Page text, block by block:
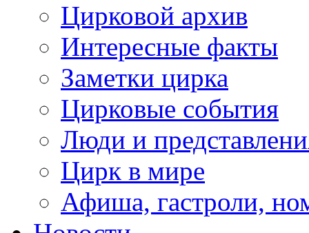
Цирковой архив
Интересные факты
Заметки цирка
Цирковые события
Люди и
Цирк в мире
Афиша, гастроли,